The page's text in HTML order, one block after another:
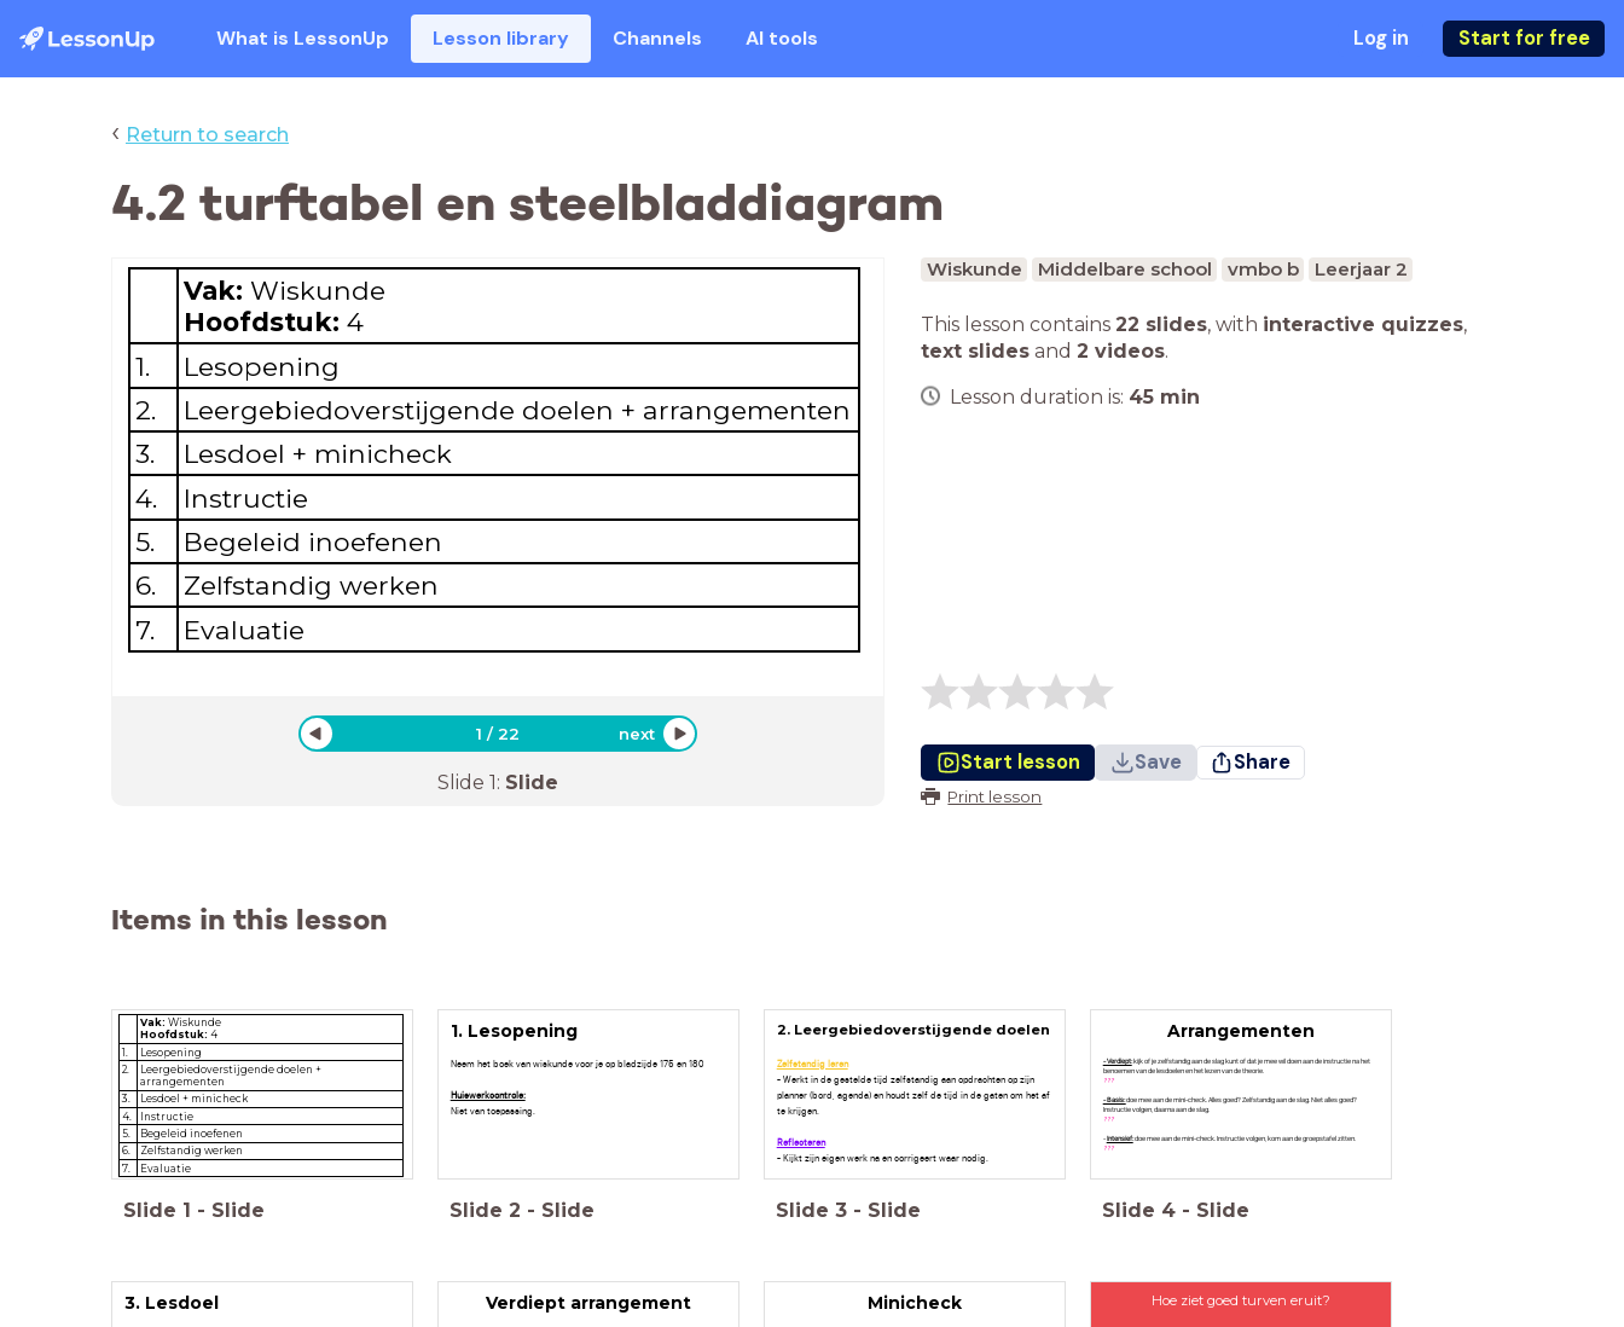
What is LessonUp Lesson library Channels AI tools Log in Start for free
‹ Return to search
4.2 turftabel en steelbladdiagram
Vak: Wiskunde
Hoofdstuk: 4
1.
Lesopening
2.
Leergebiedoverstijgende doelen + arrangementen
3.
Lesdoel + minicheck
4.
Instructie
5.
Begeleid inoefenen
6.
Zelfstandig werken
7.
Evaluatie
1 /22 next
Slide 1: Slide
Wiskunde Middelbare school vmbo b Leerjaar 2
This lesson contains 22 slides, with interactive quizzes,
text slides and 2 videos.
Lesson duration is: 45 min
Start lesson Save Share
Print lesson
Items in this lesson
Vak: Wiskunde
Hoofdstuk: 4
1.
Lesopening
2.
Leergebiedoverstijgende doelen +
arrangementen
3.
Lesdoel + minicheck
4.
Instructie
5.
Begeleid inoefenen
6.
Zelfstandig werken
7.
Evaluatie
Slide 1 - Slide
1. Lesopening
Neem het boek van wiskunde voor je op bladzijde 175 en 180
Huiswerkcontrole:
Niet van toepassing.
Slide 2 - Slide
2. Leergebiedoverstijgende doelen
Zelfstandig leren
- Werkt in de gestelde tijd zelfstandig aan opdrachten op zijn
planner (bord, agenda) en houdt zelf de tijd in de gaten om het af
te krijgen.
Reflecteren
- Kijkt zijn eigen werk na en corrigeert waar nodig.
Slide 3 - Slide
Arrangementen
- Verdiept:kijk of je zelfstandig aan de slag kunt of dat je mee wil doen aan de instructie na het
benoemen van de lesdoelen en het lezen van de theorie.
???
- Basis:doe mee aan de mini-check. Alles goed? Zelfstandig aan de slag. Niet alles goed?
Instructie volgen, daarna aan de slag.
???
-Intensief:doe mee aan de mini-check. Instructie volgen, kom aan de groepstafel zitten.
???
Slide 4 - Slide
3. Lesdoel Verdiept arrangement Minicheck Hoe ziet goed turven eruit?